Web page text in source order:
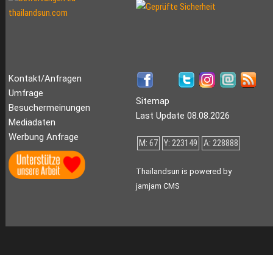
Kontakt/Anfragen
Umfrage
Besuchermeinungen
Mediadaten
Werbung Anfrage
Sitemap
Last Update 08.08.2026
M: 67 Y: 223149 A: 228888
Thailandsun is powered by
jamjam CMS